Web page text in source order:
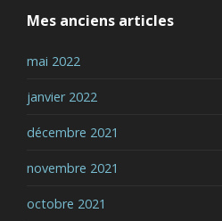
Mes anciens articles
mai 2022
janvier 2022
décembre 2021
novembre 2021
octobre 2021